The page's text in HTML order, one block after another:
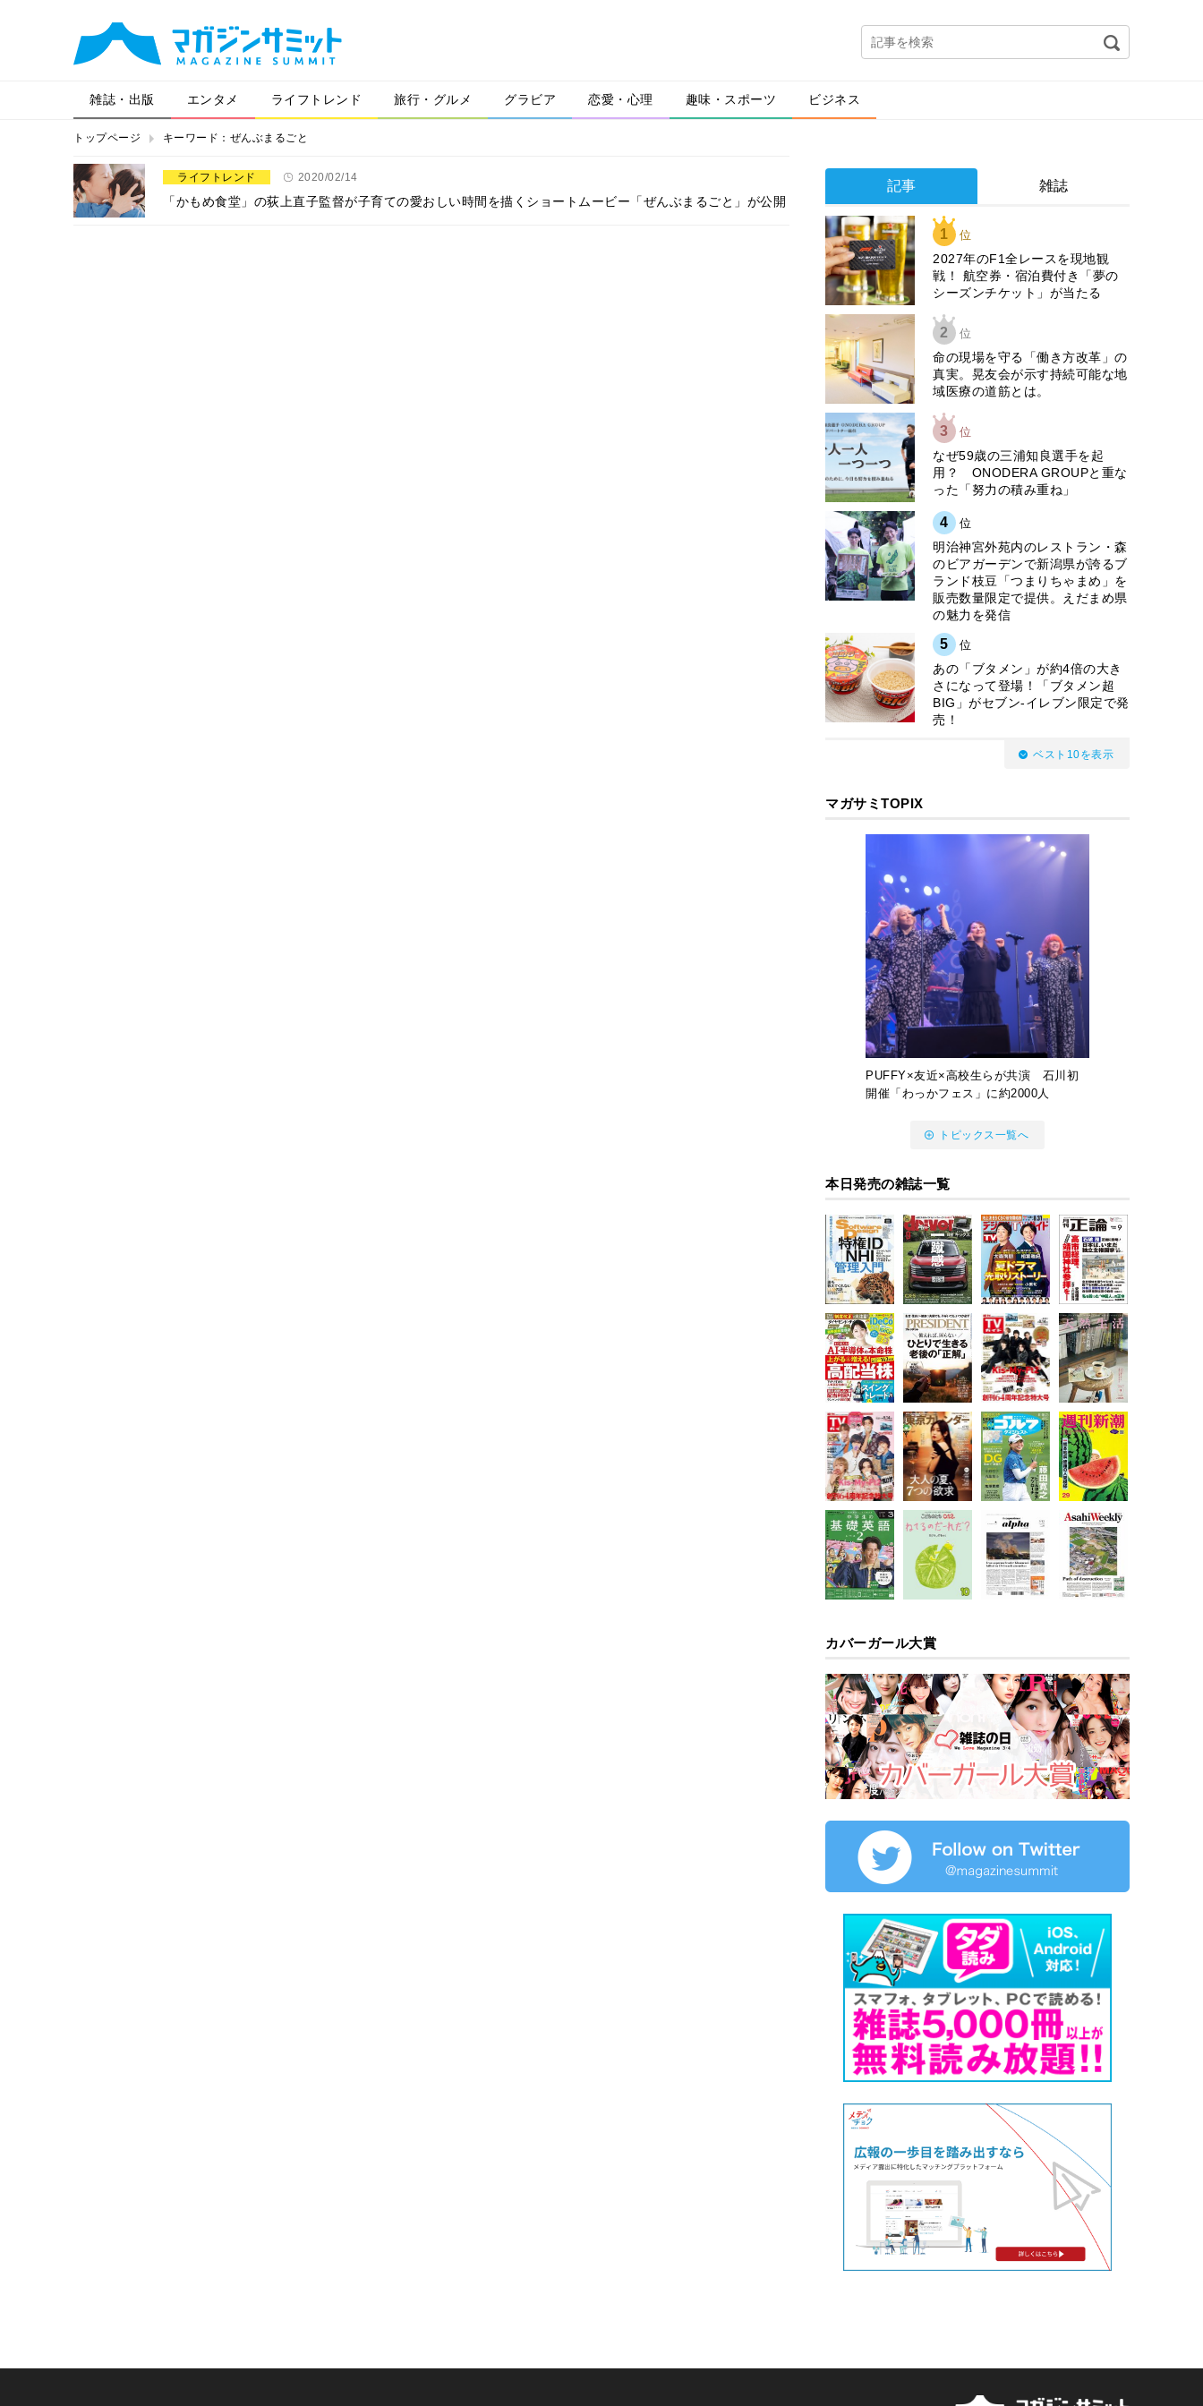
雑誌・出版 エンタメ ライフトレンド 旅行・グルメ グラビア 恋愛・心理 趣味・スポーツ ビジネス
トップページ キーワード：ぜんぶまるごと
ライフトレンド 2020/02/14
「かもめ食堂」の荻上直子監督が子育ての愛おしい時間を描くショートムービー「ぜんぶまるごと」が公開
記事 雑誌
1 位
2027年のF1全レースを現地観
戦！ 航空券・宿泊費付き「夢の
シーズンチケット」が当たる
2 位
​命の現場を守る「働き方改革」の
真実。晃友会が示す持続可能な地
域医療の道筋とは。
3 位
なぜ59歳の三浦知良選手を起
用？ ONODERA GROUPと重な
った「努力の積み重ね」
4 位
明治神宮外苑内のレストラン・森
のビアガーデンで新潟県が誇るブ
ランド枝豆「つまりちゃまめ」を
販売数量限定で提供。えだまめ県
の魅力を発信
5 位
あの「ブタメン」が約4倍の大き
さになって登場！「ブタメン超
BIG」がセブン‐イレブン限定で発
売！
ベスト10を表示
マガサミTOPIX
PUFFY×友近×高校生らが共演 石川初
開催「わっかフェス」に約2000人
トピックス一覧へ
本日発売の雑誌一覧
カバーガール大賞